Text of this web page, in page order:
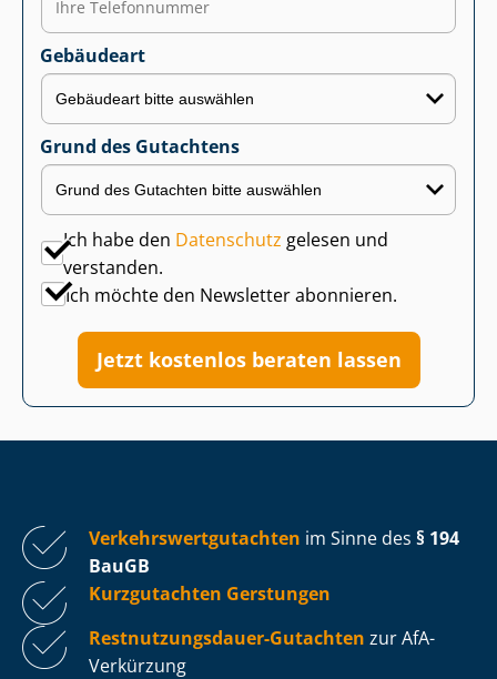
Gebäudeart
Grund des Gutachtens
Ich habe den Datenschutz gelesen und
verstanden.
Ich möchte den Newsletter abonnieren.
Jetzt kostenlos beraten lassen
Ver­kehrs­wert­gut­ach­ten im Sinne des § 194
BauGB
Kurzgutachten Gerstungen
Rest­nut­zungs­dau­er-Gutachten zur AfA-
Verkürzung